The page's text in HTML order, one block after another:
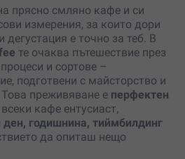
прясно смляно кафе и си
измерения, за които дори
дегустация е точно за теб. В
те очаква пътешествие през
и сортове –
подготвени с майсторство и
Това преживяване е перфектен
кафе ентусиаст,
годишнина, тиймбилдинг
да опиташ нещо